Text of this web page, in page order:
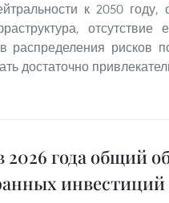
к 2050 году,
отсутствие
распределения рисков
достаточно
2026 года общий
инвестиций